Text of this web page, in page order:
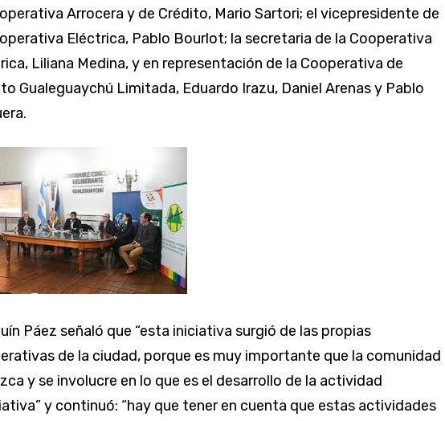
Arrocera y de Crédito, Mario Sartori; el vicepresidente de
Eléctrica, Pablo Bourlot; la secretaria de la Cooperativa
Liliana Medina, y en representación de la Cooperativa de
Gualeguaychú Limitada, Eduardo Irazu, Daniel Arenas y Pablo
Páez señaló que “esta iniciativa surgió de las propias
de la ciudad, porque es muy importante que la comunidad
y se involucre en lo que es el desarrollo de la actividad
y continuó: “hay que tener en cuenta que estas actividades